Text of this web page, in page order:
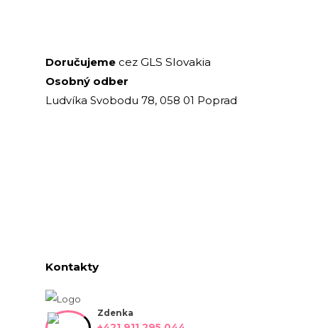
Doručujeme cez GLS Slovakia
Osobný odber
Ludvíka Svobodu 78, 058 01 Poprad
Kontakty
Zdenka